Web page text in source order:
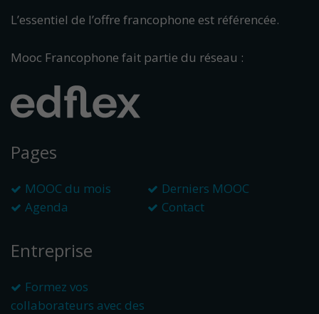
L’essentiel de l’offre francophone est référencée.
Mooc Francophone fait partie du réseau :
Pages
MOOC du mois
Derniers MOOC
Agenda
Contact
Entreprise
Formez vos
collaborateurs avec des